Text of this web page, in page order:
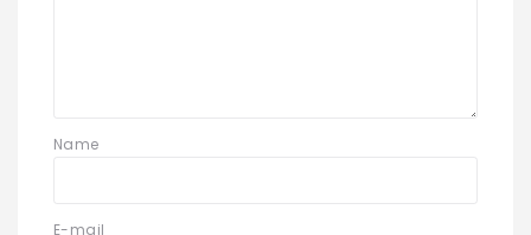
Name
E-mail